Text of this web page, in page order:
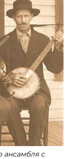
ансамбля с